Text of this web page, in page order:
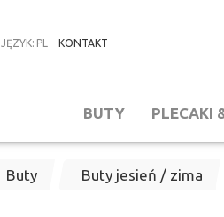
JĘZYK: PL KONTAKT
BUTY PLECAKI
Buty Buty jesień / zima